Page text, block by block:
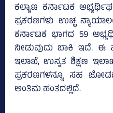
ಕಲ್ಯಾಣ ಕರ್ನಾಟಕ
ಪ್ರಕರಣಗಳು ಉಚ್ಛ
ಕರ್ನಾಟಕ ಭಾಗದ 59
ನೀಡುವುದು ಬಾಕಿ ಇದೆ. ಈ
ಇಲಾಖೆ, ಉನ್ನತ ಶಿಕ್ಷಣ
ಪ್ರಕರಣಗಳನ್ನೂ ಸಹ
ಅಂತಿಮ ಹಂತದಲ್ಲಿದೆ.